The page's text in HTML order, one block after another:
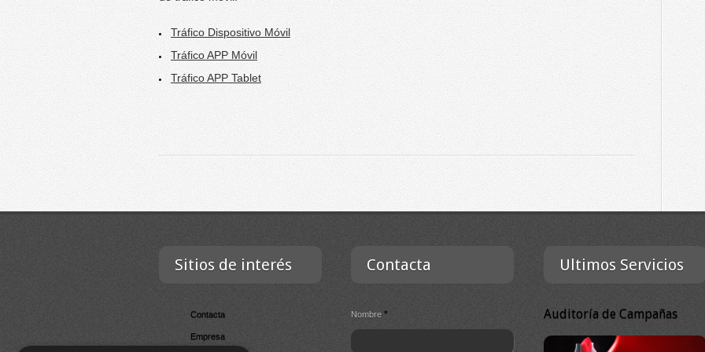
Tráfico Dispositivo Móvil
Tráfico APP Móvil
Tráfico APP Tablet
Sitios de interés
Contacta
Empresa
Contacta
Nombre*
Ultimos Servicios
Auditoría de Campañas